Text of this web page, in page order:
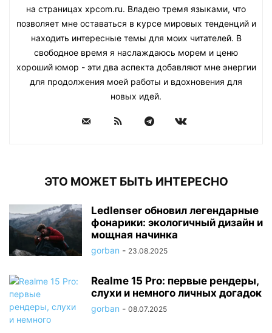
на страницах xpcom.ru. Владею тремя языками, что
позволяет мне оставаться в курсе мировых тенденций и
находить интересные темы для моих читателей. В
свободное время я наслаждаюсь морем и ценю
хороший юмор - эти два аспекта добавляют мне энергии
для продолжения моей работы и вдохновения для
новых идей.
ЭТО МОЖЕТ БЫТЬ ИНТЕРЕСНО
Ledlenser обновил легендарные
фонарики: экологичный дизайн и
мощная начинка
gorban - 23.08.2025
Realme 15 Pro: первые рендеры,
слухи и немного личных догадок
gorban - 08.07.2025